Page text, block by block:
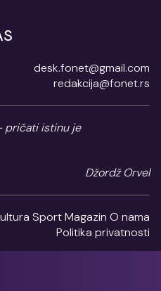
desk.fonet@gmail.com
redakcija@fonet.rs
pričati istinu je
Džordž Orvel
SportMagazin O nama
Politika privatnosti